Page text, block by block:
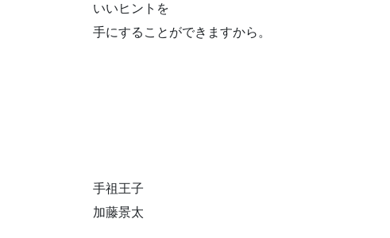
いいヒントを
手にすることができますから。
手祖王子
加藤景太